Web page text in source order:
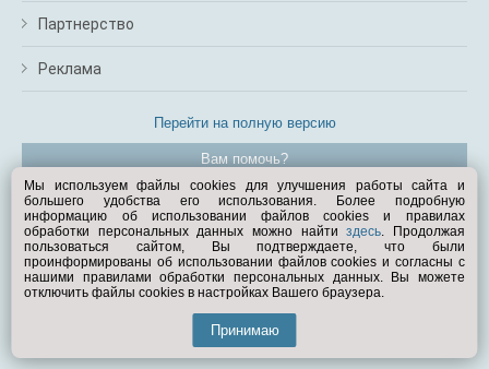
Партнерство
Реклама
Перейти на полную версию
Вам помочь?
© Exist.ru 1998—2026
Мы используем файлы cookies для улучшения работы сайта и
большего удобства его использования. Более подробную
информацию об использовании файлов cookies и правилах
обработки персональных данных можно найтиздесь. Продолжая
пользоваться сайтом, Вы подтверждаете, что были
проинформированы об использовании файлов cookies и согласны с
нашими правилами обработки персональных данных. Вы можете
отключить файлы cookies в настройках Вашего браузера.
Принимаю